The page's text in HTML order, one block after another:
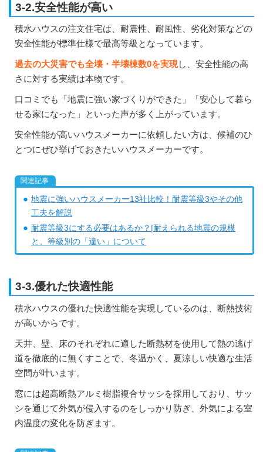
3-2.安全性能が高い
積水ハウスの注文住宅は、耐震性、耐風性、劣化対策などの
安全性能が標準仕様で最高等級となっています。
過去の大災害でも全壊・半壊棟数0を実現し、安全性能の高
さに対する実績は本物です。
口コミでも「地震に強い家づくりができた」「安心して暮ら
せる家になった」といった声が多く上がっています。
安全性能が高いハウスメーカーに依頼したい方は、候補のひ
とつにぜひ挙げておきたいハウスメーカーです。
地震に強いハウスメーカー13社比較！耐震等級3やその他
工夫を解説
耐震等級3にする必要はあるか？|耐えられる地震の規模
と、等級別の「違い」について
3-3.優れた快適性能
積水ハウスの優れた快適性能を実現しているのは、断熱技術
が高いからです。
天井、壁、床のそれぞれに適した断熱材を使用して熱の逃げ
道を徹底的に無くすことで、冬温かく、夏涼しい快適な生活
空間が叶います。
窓には超高断熱アルミ樹脂複合サッシを採用しており、サッ
シを通じて外気が侵入するのをしっかり防ぎ、外気による室
内温度の変化を防ぎます。